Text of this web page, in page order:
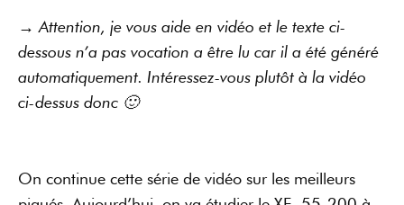
→ Attention, je vous aide en vidéo et le texte ci-
dessous n’a pas vocation a être lu car il a été généré
automatiquement. Intéressez-vous plutôt à la vidéo
ci-dessus donc 🙂
On continue cette série de vidéo sur les meilleurs